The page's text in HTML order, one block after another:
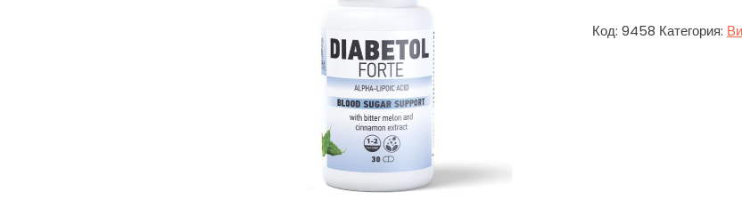
Код: 9458 Категория: